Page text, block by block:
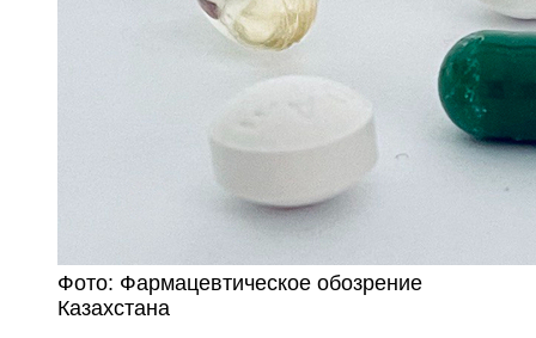
Фото: Фармацевтическое обозрение
Казахстана